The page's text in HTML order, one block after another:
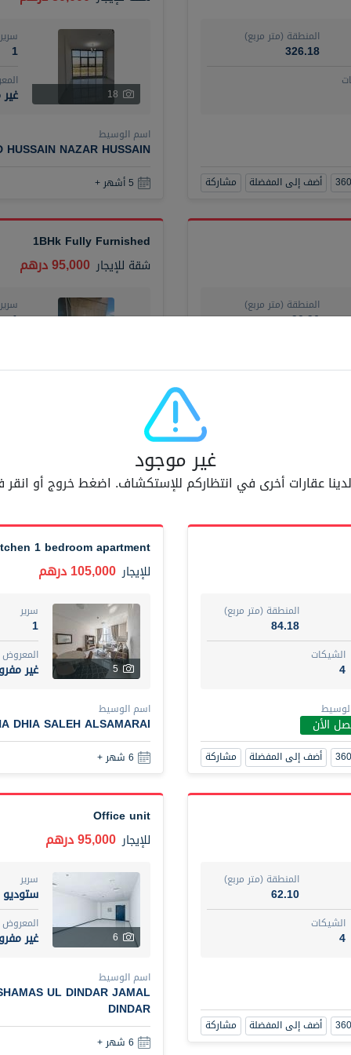
المنطقة (متر مربع)
326.18
أضف إلى المفضلة مشاركة
18
سرير
1
اسم الوسيط
HUSSAIN NAZAR HUSSAIN
5 أشهر +
المنطقة (متر مربع)
90.96
مشاركة
1BHk Fully Furnished
شقة للإيجار 95,000 درهم
سرير
1
BAHA ALDIN AL BAYATI
Fully furnished 2-
أضف إلى المفضلة
شقةللإيجار 74,500 درهم
7
اسم الوسيط
مصعب مهدى محمد عبدالرسول
6 شهر +
شقةللإيجار 48,000 درهم
3
اسم الوسيط
DIT TAMAR DAKESSIAN
6 شهر +
3 bhk villa near maktoum airport r/a
غير موجود
لدينا عقارات أخرى في انتظاركم للإستكشاف. اضغط خروج أو
المنطقة (متر مربع)
84.18
الشيكات
4
الأن
أضف إلى المفضلة مشاركة
1 bedroom apartment
للإيجار 105,000 درهم
5
سرير
1
المعروض
غير
اسم الوسيط
DHIA SALEH ALSAMARAI
6 شهر +
المنطقة (متر مربع)
62.10
الشيكات
4
أضف إلى المفضلة مشاركة
Office unit
للإيجار 95,000 درهم
6
سرير
ستوديو
المعروض
غير
اسم الوسيط
UL DINDAR JAMAL
DINDAR
6 شهر +